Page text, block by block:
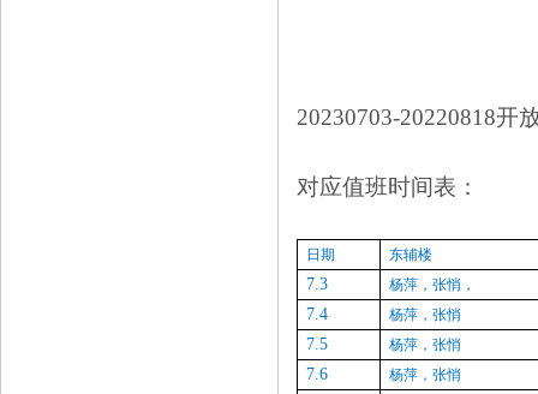
20230703-20220818开
对应值班时间表：
日期 东辅楼
7.3 杨萍，张悄，
7.4 杨萍，张悄
7.5 杨萍，张悄
7.6 杨萍，张悄